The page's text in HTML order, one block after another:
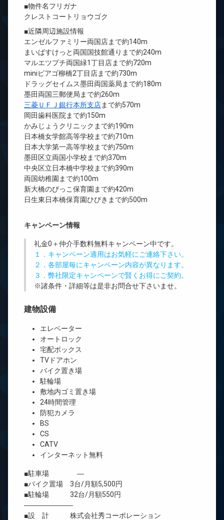
■物件名フリガナ
クレストコートリョウゴク
■近隣周辺施設情報
エンゼルファミリー両国店まで約140m
まいばすけっと両国国技館通りまで約240m
マルエツプチ両国緑1丁目店まで約720m
miniピアゴ柳橋2丁目店まで約730m
ドラッグセイムス墨田両国薬局まで約180m
墨田両国三郵便局まで約260m
三菱ＵＦＪ銀行本所支店まで約570m
岡田歯科医院まで約150m
かみじょうクリニックまで約190m
日本橋女学館高等学校まで約710m
日本大学第一高等学校まで約750m
墨田区立両国小学校まで約370m
中央区立日本橋中学校まで約390m
両国幼稚園まで約100m
新大橋のびっこ保育園まで約420m
日生東日本橋保育園ひびきまで約500m
キャンペーン情報
礼金0 ＋仲介手数料無料キャンペーン中です。
１．キャンペーン適用はお気軽にご連絡下さい。
２．各部屋毎にキャンペーン内容が異なります。
３．弊社限定キャンペーンで賢くお得にご契約。
※諸条件・詳細等は是非お問合せ下さいませ。
建物設備
エレベーター
オートロック
宅配ボックス
TVドアホン
バイク置き場
駐輪場
敷地内ゴミ置き場
24時間管理
防犯カメラ
BS
CS
CATV
インターネット無料
■駐車場 ―
■バイク置場 3台/月額5,500円
■駐輪場 32台/月額550円
―――――――
■設 計 株式会社秀コーポレーション